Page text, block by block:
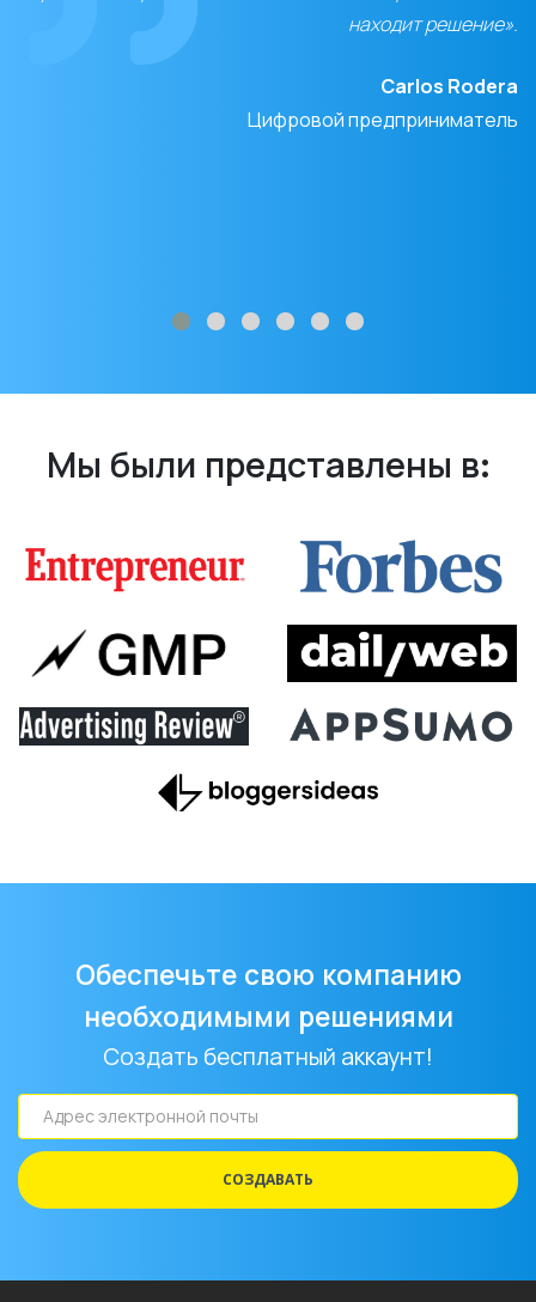
находит решение».
Carlos Rodera
Цифровой предприниматель
Мы были представлены в:
Обеспечьте свою компанию
необходимыми решениями
Создать бесплатный аккаунт!
Адрес
электронной
почты
СОЗДАВАТЬ